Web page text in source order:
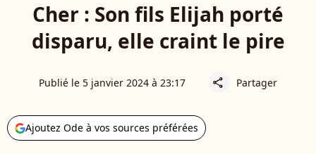
Cher : Son fils Elijah porté
disparu, elle craint le pire
Publié le 5 janvier 2024 à 23:17 share Partager
Ajoutez Ode à vos sources préférées